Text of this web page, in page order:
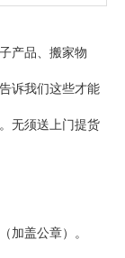
产品、搬家物
诉我们这些才能
无须送上门提货
加盖公章）。